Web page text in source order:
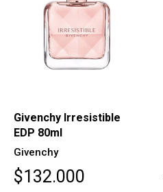
Givenchy Irresistible
EDP 80ml
Givenchy
$132.000